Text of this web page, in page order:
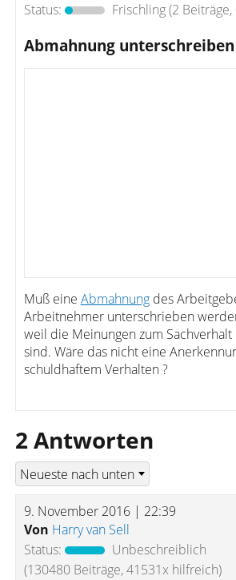
Status:
Frischling(2
Abmahnung unterschreiben
Muß eine Abmahnung des
Arbeitnehmer unterschrieben
weil die Meinungen zum
sind. Wäre das nicht eine
schuldhaftem Verhalten ?
2 Antworten
9. November 2016 | 22:39
Von Harry van Sell
Status:
Unbeschreiblich
(130480 Beiträge, 41531x hilfreich)